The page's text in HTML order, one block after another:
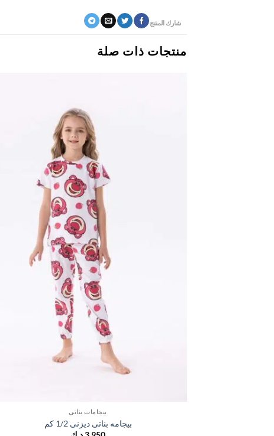
شارك المنتج
منتجات ذات صلة
بيجامات بناتي
بيجامه بناتى ديزنى 1/2 كم